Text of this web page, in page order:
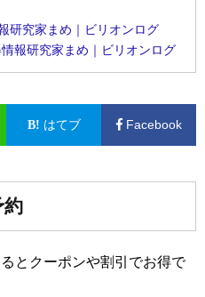
研究家まめ｜ビリオンログ
報研究家まめ｜ビリオンログ
はてブ Facebook
約
とクーポンや割引でお得で